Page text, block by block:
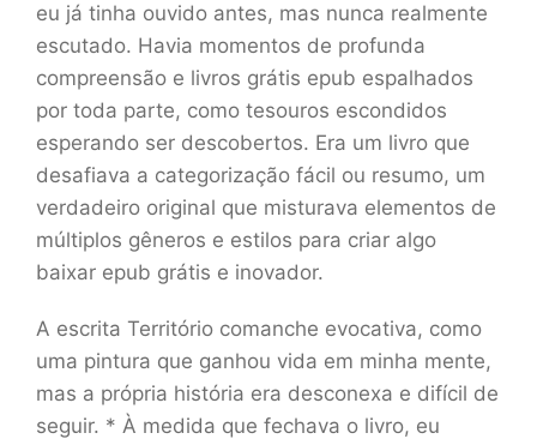
eu já tinha ouvido antes, mas nunca realmente
escutado. Havia momentos de profunda
compreensão e livros grátis epub espalhados
por toda parte, como tesouros escondidos
esperando ser descobertos. Era um livro que
desafiava a categorização fácil ou resumo, um
verdadeiro original que misturava elementos de
múltiplos gêneros e estilos para criar algo
baixar epub grátis e inovador.
A escrita Território comanche evocativa, como
uma pintura que ganhou vida em minha mente,
mas a própria história era desconexa e difícil de
seguir. * À medida que fechava o livro, eu